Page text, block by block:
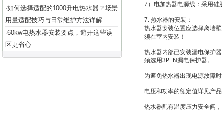
·如何选择适配的1000升电热水器？场景
用量适配技巧与日常维护方法详解
·60kw电热水器安装要点，避开这些误
区更省心
7）电加热器电源线：采用硅
7. 热水器的安装：
热水器安装位置应选择离墙
须在室内安装！
热水器内部已安装漏电保护
须选用3P+N漏电保护器。
为避免热水器出现电源故障
电压和功率的额定值详见产
热水器配有温度压力安全阀